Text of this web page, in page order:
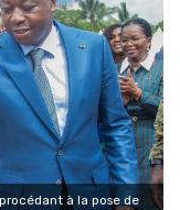
à la pose de